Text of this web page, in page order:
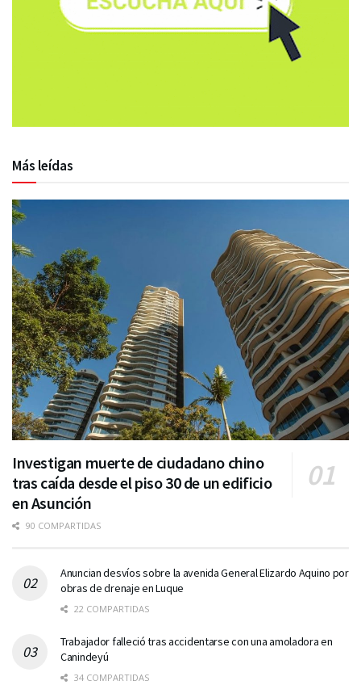
Más leídas
Investigan muerte de ciudadano chino
tras caída desde el piso 30 de un edificio
en Asunción
90 COMPARTIDAS
Anuncian desvíos sobre la avenida General Elizardo Aquino por
obras de drenaje en Luque
22 COMPARTIDAS
Trabajador falleció tras accidentarse con una amoladora en
Canindeyú
34 COMPARTIDAS